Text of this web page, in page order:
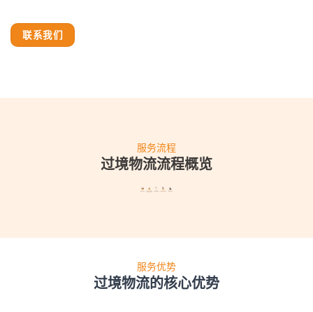
联系我们
服务流程
过境物流流程概览
服务优势
过境物流的核心优势